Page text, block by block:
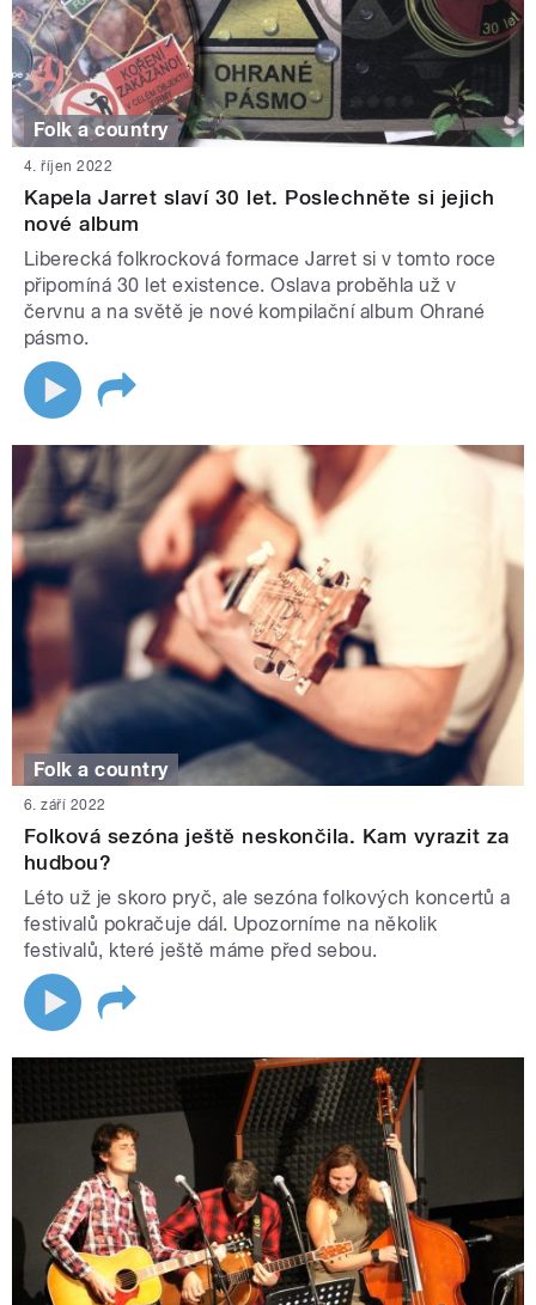
Folk a country
4. říjen 2022
Kapela Jarret slaví 30 let. Poslechněte si jejich
nové album
Liberecká folkrocková formace Jarret si v tomto roce
připomíná 30 let existence. Oslava proběhla už v
červnu a na světě je nové kompilační album Ohrané
pásmo.
Folk a country
6. září 2022
Folková sezóna ještě neskončila. Kam vyrazit za
hudbou?
Léto už je skoro pryč, ale sezóna folkových koncertů a
festivalů pokračuje dál. Upozorníme na několik
festivalů, které ještě máme před sebou.